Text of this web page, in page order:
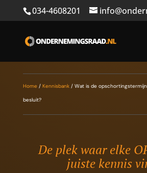
034-4608201
Home/ Kennisbank/ Wat is de
besluit?
De plek waar elke
juiste kennis